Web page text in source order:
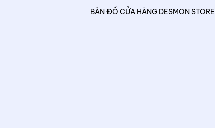
BẢN ĐỒ CỬA HÀNG DESMON STORE